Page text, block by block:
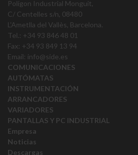
Polígon Industrial Monguit,
C/ Centelles s/n, 08480
L'Ametlla del Vallès, Barcelona.
Tel.: +34 93 846 48 01
Fax: +34 93 849 13 94
Email: info@side.es
COMUNICACIONES
AUTÓMATAS
INSTRUMENTACIÓN
ARRANCADORES
VARIADORES
PANTALLAS Y PC INDUSTRIAL
Empresa
Noticias
Descargas